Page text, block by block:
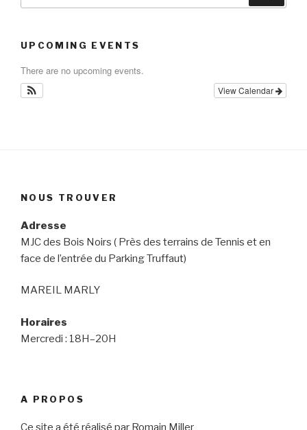
UPCOMING EVENTS
There are no upcoming events.
View Calendar
NOUS TROUVER
Adresse
MJC des Bois Noirs ( Près des terrains de Tennis et en
face de l’entrée du Parking Truffaut)
MAREIL MARLY
Horaires
Mercredi : 18H–20H
A PROPOS
Ce site a été réalisé par Romain Miller